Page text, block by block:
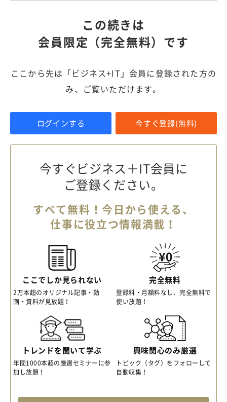
この続きは
会員限定（完全無料）です
ここから先は「ビジネス+IT」会員に登録された方の
み、ご覧いただけます。
ログインする 今すぐ登録(無料)
今すぐビジネス＋IT会員に
ご登録ください。
すべて無料！今日から使える、
仕事に役立つ情報満載！
ここでしか見られない
2万本超のオリジナル記事・動
画・資料が見放題！
完全無料
登録料・月額料なし、完全無料で
使い放題！
トレンドを聞いて学ぶ
年間1000本超の厳選セミナーに参
加し放題！
興味関心のみ厳選
トピック（タグ）をフォローして
自動収集！